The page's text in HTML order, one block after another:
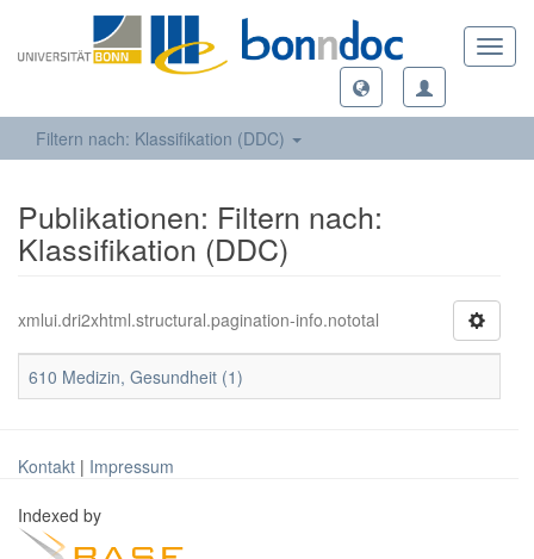
Filtern nach: Klassifikation (DDC)
Publikationen: Filtern nach:
Klassifikation (DDC)
xmlui.dri2xhtml.structural.pagination-info.nototal
610 Medizin, Gesundheit (1)
Kontakt | Impressum
Indexed by